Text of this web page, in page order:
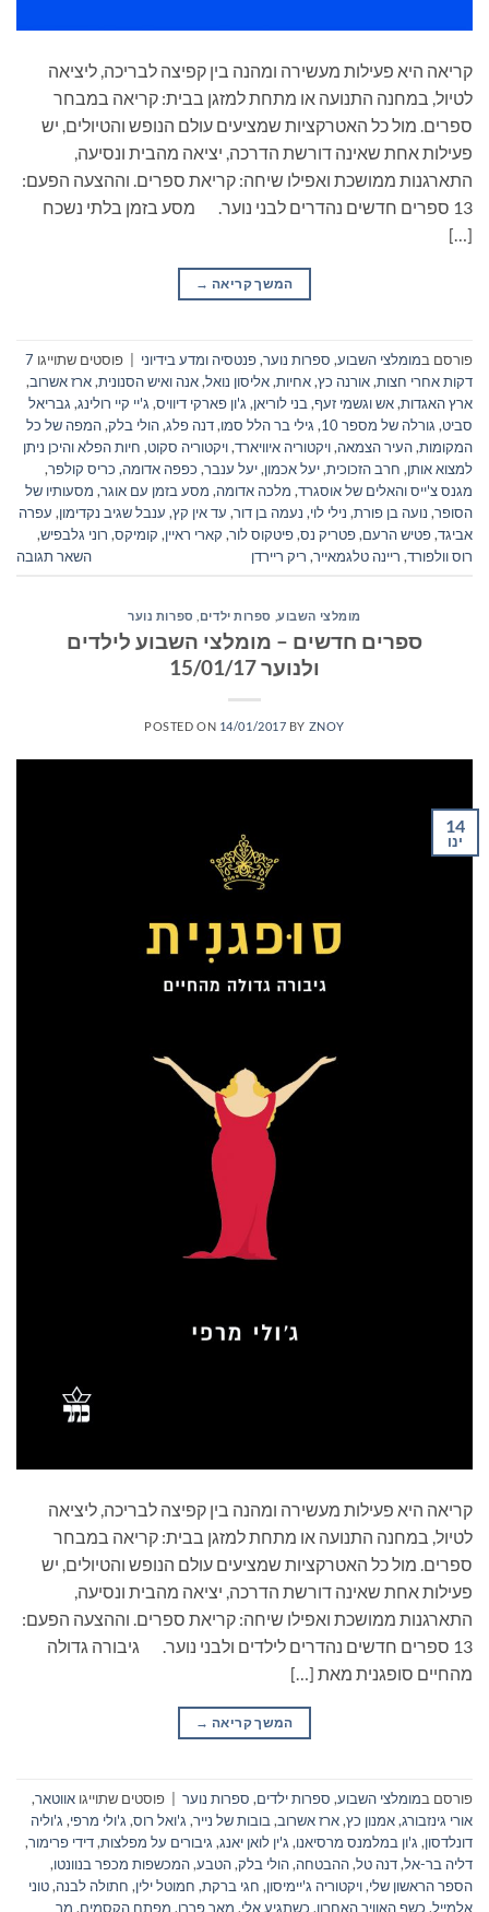
קריאה היא פעילות מעשירה ומהנה בין קפיצה לבריכה, ליציאה
לטיול, במחנה התנועה או מתחת למזגן בבית: קריאה במבחר
ספרים. מול כל האטרקציות שמציעים עולם הנופש והטיולים, יש
פעילות אחת שאינה דורשת הדרכה, יציאה מהבית ונסיעה,
התארגנות ממושכת ואפילו שיחה: קריאת ספרים. וההצעה הפעם:
13 ספרים חדשים נהדרים לבני נוער. מסע בזמן בלתי נשכח
[…]
המשך קריאה →
פורסם במומלצי השבוע, ספרות נוער,פנטסיה ומדע בידיוני פוסטים שתוייגו 7
דקות אחרי חצות,אורנה כץ,אחיות,אליסון נואל,אנה ואיש הסנונית,ארז אשרוב,
ארץ האגדות,אש וגשמי זעף, בני לוריאן, ג'ון פארקי דיוויס, ג'יי קיי רולינג, גבריאל
סביט, גורלה של מספר 10 , גילי בר הלל סמו,דנה פלג,הולי בלק,המפה של כל
המקומות,העיר הצמאה,ויקטוריה איוויארד,ויקטוריה סקוט, חיות הפלא והיכן ניתן
למצוא אותן, חרב הזכוכית,יעל אכמון,יעל ענבר, כפפה אדומה, כריס קולפר,
מגנס צ'ייס והאלים של אוסגרד, מלכה אדומה, מסע בזמן עם אוגר, מסעותיו של
הסופר, נועה בן פורת, נילי לוי, נעמה בן דור, עד אין קץ, ענבל שגיב נקדימון, עפרה
אביגד,פטיש הרעם,פטריק נס,פיטקוס לור, קארי ראיין, קומיקס, רוני גלבפיש,
רוס וולפורד, ריינה טלגמאייר, ריק ריירדן השאר תגובה
מומלצי השבוע, ספרות ילדים ספרות נוער
ספרים חדשים – מומלצי השבוע לילדים
ולנוער 15/01/17
POSTED ON 14/01/2017 BY ZNOY
14
ינו
קריאה היא פעילות מעשירה ומהנה בין קפיצה לבריכה, ליציאה
לטיול, במחנה התנועה או מתחת למזגן בבית: קריאה במבחר
ספרים. מול כל האטרקציות שמציעים עולם הנופש והטיולים, יש
פעילות אחת שאינה דורשת הדרכה, יציאה מהבית ונסיעה,
התארגנות ממושכת ואפילו שיחה: קריאת ספרים. וההצעה הפעם:
13 ספרים חדשים נהדרים לילדים ולבני נוער. גיבורה גדולה
מהחיים סופגנית מאת […]
המשך קריאה →
פורסם במומלצי השבוע, ספרות ילדים, ספרות נוער פוסטים שתוייגו אווטאר,
אורי גינזבורג,אמנון כץ,ארז אשרוב, בובות של נייר, ג'ואל רוס, ג'ולי מרפי, ג'וליה
דונלדסון, ג'ון במלמנס מרסיאנו, ג'ין לואן יאנג, גיבורים על מפלצות,דידי פרימור,
דליה בר-אל,דנה טל,ההבטחה,הולי בלק,הטבע,המכשפות מכפר בנוונטו,
הספר הראשון שלי,ויקטוריה ג'יימיסון, חגי ברקת, חמוטל ילין, חתולה לבנה,טוני
אלמייל, כשף האוויר האחרון, כשתגיע אלי, מאר פררו, מפתח הקסמים, מר